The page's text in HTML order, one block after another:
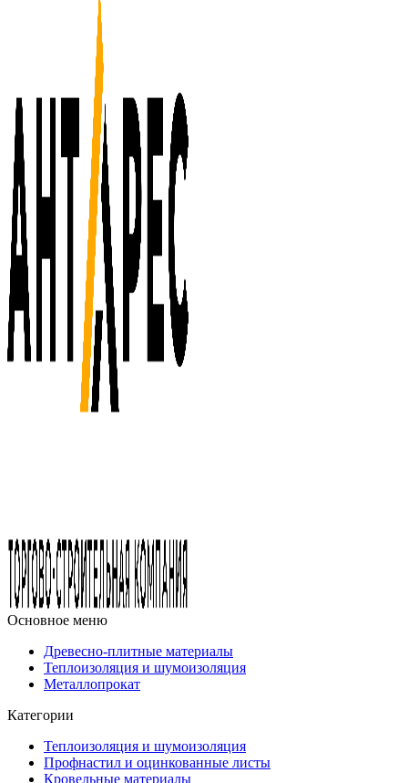
Основное меню
Древесно-плитные материалы
Теплоизоляция и шумоизоляция
Металлопрокат
Категории
Теплоизоляция и шумоизоляция
Профнастил и оцинкованные листы
Кровельные материалы